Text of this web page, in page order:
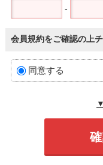
-
会員規約をご確認の上
同意する